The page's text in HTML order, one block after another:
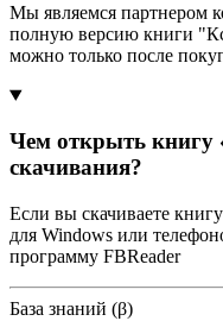
Мы являемся партнером
полную версию книги
можно только после
Чем открыть книгу
скачивания?
Если вы скачиваете
для Windows или
программу FBReader
База знаний (β)